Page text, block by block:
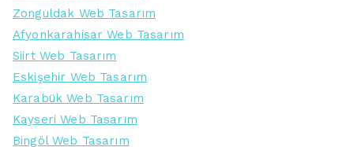
Zonguldak Web Tasarım
Afyonkarahisar Web Tasarım
Siirt Web Tasarım
Eskişehir Web Tasarım
Karabük Web Tasarım
Kayseri Web Tasarım
Bingöl Web Tasarım